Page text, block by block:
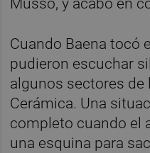
Cuando Baena tocó
pudieron escuchar
algunos sectores de
Cerámica. Una
completo cuando el
una esquina para